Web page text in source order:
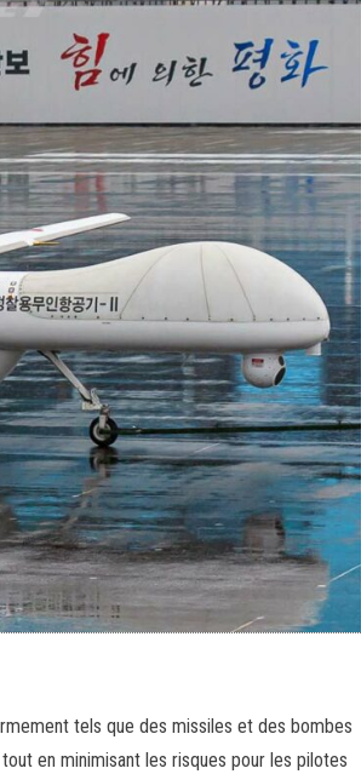
tels que des missiles et des bombes
en minimisant les risques pour les pilotes